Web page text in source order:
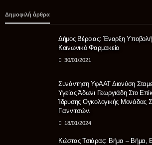
Δημοφιλή άρθρα
Δήμος Βέροιας: Έναρξη
Κοινωνικό Φαρμακείο
30/01/2021
Συνάντηση ΥφΑΑΤ Διονύση
Υγείας Άδωνι Γεωργιάδη Στο
Ίδρυσης Ογκολογικής Μονάδας
Γιαννιτσών.
18/01/2024
Κώστας Τσιάρας: Βήμα – Βήμα,